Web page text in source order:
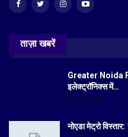
ताज़ा खबरें
Greater Noida
इलेक्ट्रॉनिक्स में…
Aug 6, 2026
नोएडा मेट्रो